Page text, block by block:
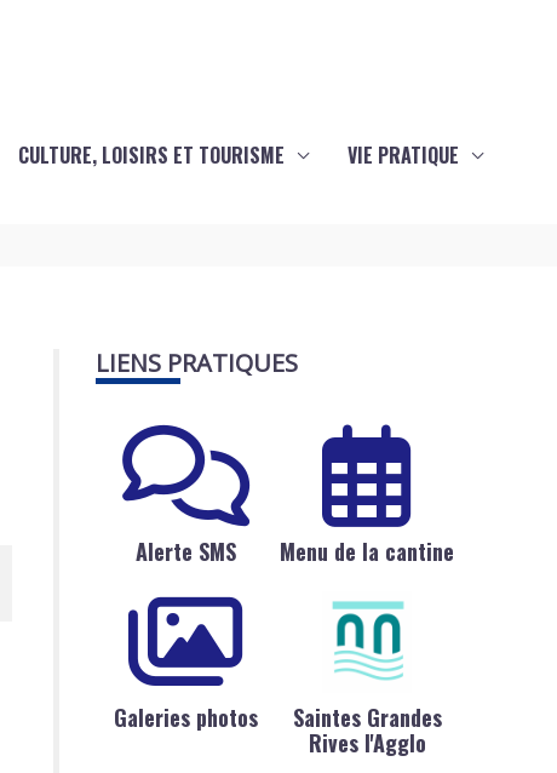
CULTURE, LOISIRS ET TOURISME VIE PRATIQUE
LIENS PRATIQUES
Alerte SMS Menu de la cantine
Galeries photos
Saintes Grandes
Rives l'Agglo